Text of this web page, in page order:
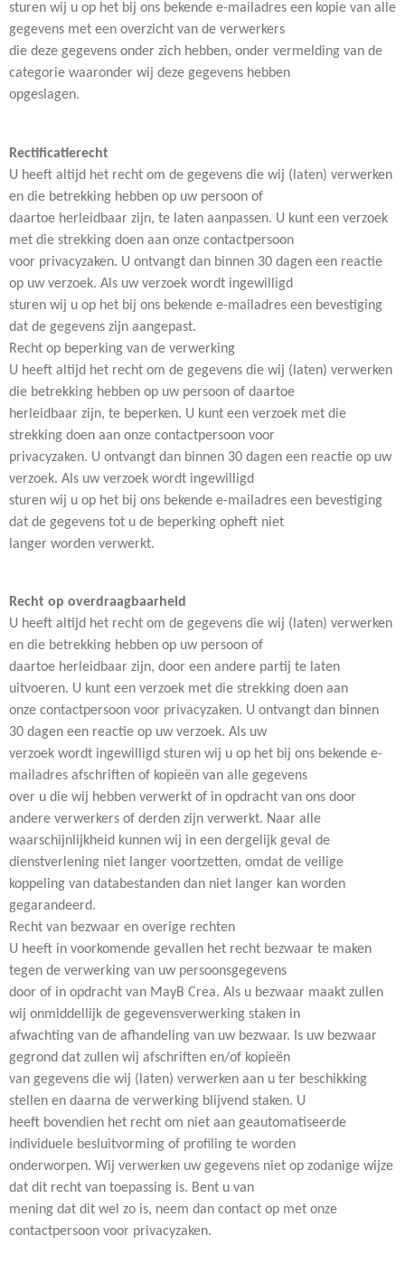
sturen wij u op het bij ons bekende e-mailadres een kopie van alle
gegevens met een overzicht van de verwerkers
die deze gegevens onder zich hebben, onder vermelding van de
categorie waaronder wij deze gegevens hebben
opgeslagen.
Rectificatierecht
U heeft altijd het recht om de gegevens die wij (laten) verwerken
en die betrekking hebben op uw persoon of
daartoe herleidbaar zijn, te laten aanpassen. U kunt een verzoek
met die strekking doen aan onze contactpersoon
voor privacyzaken. U ontvangt dan binnen 30 dagen een reactie
op uw verzoek. Als uw verzoek wordt ingewilligd
sturen wij u op het bij ons bekende e-mailadres een bevestiging
dat de gegevens zijn aangepast.
Recht op beperking van de verwerking
U heeft altijd het recht om de gegevens die wij (laten) verwerken
die betrekking hebben op uw persoon of daartoe
herleidbaar zijn, te beperken. U kunt een verzoek met die
strekking doen aan onze contactpersoon voor
privacyzaken. U ontvangt dan binnen 30 dagen een reactie op uw
verzoek. Als uw verzoek wordt ingewilligd
sturen wij u op het bij ons bekende e-mailadres een bevestiging
dat de gegevens tot u de beperking opheft niet
langer worden verwerkt.
Recht op overdraagbaarheid
U heeft altijd het recht om de gegevens die wij (laten) verwerken
en die betrekking hebben op uw persoon of
daartoe herleidbaar zijn, door een andere partij te laten
uitvoeren. U kunt een verzoek met die strekking doen aan
onze contactpersoon voor privacyzaken. U ontvangt dan binnen
30 dagen een reactie op uw verzoek. Als uw
verzoek wordt ingewilligd sturen wij u op het bij ons bekende e-
mailadres afschriften of kopieën van alle gegevens
over u die wij hebben verwerkt of in opdracht van ons door
andere verwerkers of derden zijn verwerkt. Naar alle
waarschijnlijkheid kunnen wij in een dergelijk geval de
dienstverlening niet langer voortzetten, omdat de veilige
koppeling van databestanden dan niet langer kan worden
gegarandeerd.
Recht van bezwaar en overige rechten
U heeft in voorkomende gevallen het recht bezwaar te maken
tegen de verwerking van uw persoonsgegevens
door of in opdracht van MayB Crea. Als u bezwaar maakt zullen
wij onmiddellijk de gegevensverwerking staken in
afwachting van de afhandeling van uw bezwaar. Is uw bezwaar
gegrond dat zullen wij afschriften en/of kopieën
van gegevens die wij (laten) verwerken aan u ter beschikking
stellen en daarna de verwerking blijvend staken. U
heeft bovendien het recht om niet aan geautomatiseerde
individuele besluitvorming of profiling te worden
onderworpen. Wij verwerken uw gegevens niet op zodanige wijze
dat dit recht van toepassing is. Bent u van
mening dat dit wel zo is, neem dan contact op met onze
contactpersoon voor privacyzaken.